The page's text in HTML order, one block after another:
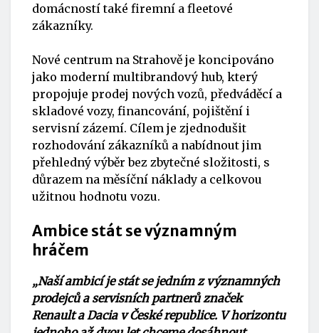
domácností také firemní a fleetové
zákazníky.
Nové centrum na Strahově je koncipováno
jako moderní multibrandový hub, který
propojuje prodej nových vozů, předváděcí a
skladové vozy, financování, pojištění i
servisní zázemí. Cílem je zjednodušit
rozhodování zákazníků a nabídnout jim
přehledný výběr bez zbytečné složitosti, s
důrazem na měsíční náklady a celkovou
užitnou hodnotu vozu.
Ambice stát se významným
hráčem
„Naší ambicí je stát se jedním z významných
prodejců a servisních partnerů značek
Renault a Dacia v České republice. V horizontu